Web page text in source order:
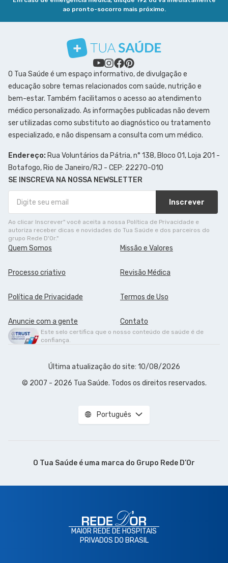
ao pronto-socorro mais próximo.
O Tua Saúde é um espaço informativo, de divulgação e
educação sobre temas relacionados com saúde, nutrição e
bem-estar. Também facilitamos o acesso ao atendimento
médico personalizado. As informações publicadas não devem
ser utilizadas como substituto ao diagnóstico ou tratamento
especializado, e não dispensam a consulta com um médico.
Endereço: Rua Voluntários da Pátria, n° 138, Bloco 01, Loja 201 -
Botafogo, Rio de Janeiro/RJ - CEP: 22270-010
SE INSCREVA NA NOSSA NEWSLETTER
Inscrever
Ao clicar Inscrever" você aceita a nossa Política de Privacidade e
autoriza receber dicas e novidades do Tua Saúde e dos parceiros do
grupo Rede D'Or."
Quem Somos Missão e Valores
Processo criativo Revisão Médica
Política de Privacidade Termos de Uso
Anuncie com a gente Contato
Este selo certifica que o nosso conteúdo de saúde é de
confiança.
Última atualização do site: 10/08/2026
© 2007 - 2026 Tua Saúde. Todos os direitos reservados.
Português
O Tua Saúde é uma marca do Grupo Rede D’Or
MAIOR REDE DE HOSPITAIS
PRIVADOS DO BRASIL